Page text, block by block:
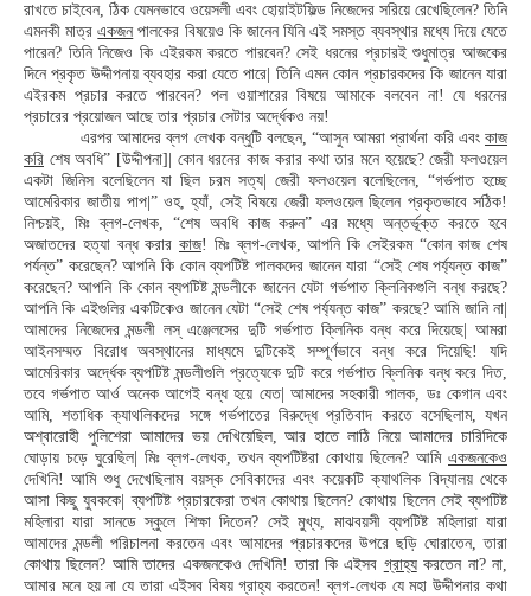
রাখতে চাইবেন, ঠিক যেমনভাবে ওয়েসলী এবং হোয়াইটফিল্ড নিজেদের সরিয়ে রেখেছিলেন? তিনি
এমনকী মাত্রএকজনপালকের বিষয়েও কি জানেন যিনি এই সমস্ত ব্যবস্থার মধ্যে দিয়ে যেতে
পারেন? তিনি নিজেও কি এইরকম করতে পারবেন? সেই ধরনের প্রচারই শুধুমাত্র আজকের
দিনে প্রকৃত উদ্দীপনায় ব্যবহার করা যেতে পারে| তিনি এমন কোন প্রচারকদের কি জানেন যারা
এইরকম প্রচার করতে পারবেন? পল ওয়াশারের বিষয়ে আমাকে বলবেন না! যে ধরনের
প্রচারের প্রয়োজন আছে তার প্রচার সেটার অর্দ্ধেকও নয়!
এরপর আমাদের ব্লগ লেখক বন্ধুটি বলছেন, “আসুন আমরা প্রার্থনা করি এবং কাজ
করি শেষ অবধি” [উদ্দীপনা]| কোন ধরনের কাজ করার কথা তার মনে হয়েছে? জেরী ফলওয়েল
একটা জিনিস বলেছিলেন যা ছিল চরম সত্য| জেরী ফলওয়েল বলেছিলেন, “গর্ভপাত হচ্ছে
আমেরিকার জাতীয় পাপ|” ওহ, হ্যাঁ, সেই বিষয়ে জেরী ফলওয়েল ছিলেন প্রকৃতভাবে সঠিক!
নিশ্চয়ই, মিঃ ব্লগ-লেখক, “শেষ অবধি কাজ করুন” এর মধ্যে অন্তর্ভূক্ত করতে হবে
অজাতদের হত্যা বন্ধ করার কাজ! মিঃ ব্লগ-লেখক, আপনি কি সেইরকম “কোন কাজ শেষ
পর্যন্ত” করেছেন? আপনি কি কোন ব্যপটিষ্ট পালকদের জানেন যারা “সেই শেষ পর্য্যন্ত কাজ”
করেছেন? আপনি কি কোন ব্যপটিষ্ট মন্ডলীকে জানেন যেটা গর্ভপাত ক্লিনিকগুলি বন্ধ করছে?
আপনি কি এইগুলির একটিকেও জানেন যেটা “সেই শেষ পর্য্যন্ত কাজ” করছে? আমি জানি না|
আমাদের নিজেদের মন্ডলী লস্ এঞ্জেলসের দুটি গর্ভপাত ক্লিনিক বন্ধ করে দিয়েছে| আমরা
আইনসম্মত বিরোধ অবস্থানের মাধ্যমে দুটিকেই সম্পূর্ণভাবে বন্ধ করে দিয়েছি! যদি
আমেরিকার অর্দ্ধেক ব্যপটিষ্ট মন্ডলীগুলি প্রত্যেকে দুটি করে গর্ভপাত ক্লিনিক বন্ধ করে দিত,
তবে গর্ভপাত আর্ও অনেক আগেই বন্ধ হয়ে যেত| আমাদের সহকারী পালক, ডঃ কেগান এবং
আমি, শতাধিক ক্যাথলিকদের সঙ্গে গর্ভপাতের বিরুদ্ধে প্রতিবাদ করতে বসেছিলাম, যখন
অশ্বারোহী পুলিশেরা আমাদের ভয় দেখিয়েছিল, আর হাতে লাঠি নিয়ে আমাদের চারিদিকে
ঘোড়ায় চড়ে ঘুরেছিল| মিঃ ব্লগ-লেখক, তখন ব্যপটিষ্টরা কোথায় ছিলেন? আমি একজনকেও
দেখিনি! আমি শুধু দেখেছিলাম বয়স্ক সেবিকাদের এবং কয়েকটি ক্যাথলিক বিদ্যালয় থেকে
আসা কিছু যুবককে| ব্যপটিষ্ট প্রচারকেরা তখন কোথায় ছিলেন? কোথায় ছিলেন সেই ব্যপটিষ্ট
মহিলারা যারা সানডে স্কুলে শিক্ষা দিতেন? সেই মুখ্য, মাঝবয়সী ব্যপটিষ্ট মহিলারা যারা
আমাদের মন্ডলী পরিচালনা করতেন এবং আমাদের প্রচারকদের উপরে ছড়ি ঘোরাতেন, তারা
কোথায় ছিলেন? আমি তাদের একজনকেও দেখিনি! তারা কি এইসব গ্রাহ্যকরতেন না? না,
আমার মনে হয় না যে তারা এইসব বিষয় গ্রাহ্য করতেন! ব্লগ-লেখক যে মহা উদ্দীপনার কথা